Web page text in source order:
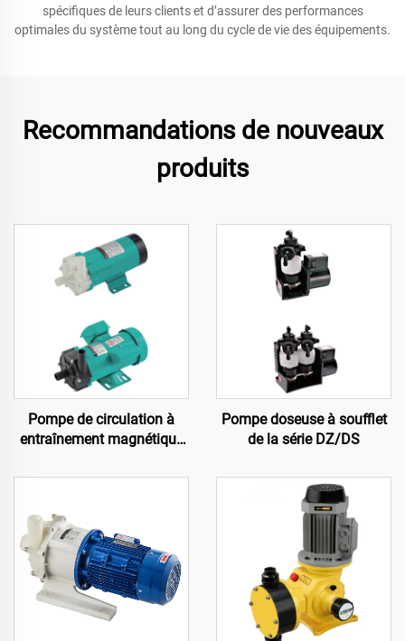
spécifiques de leurs clients et d’assurer des performances
optimales du système tout au long du cycle de vie des équipements.
Recommandations de nouveaux
produits
Pompe de circulation à
entraînement magnétique
Pompe doseuse à soufflet
de la série DZ/DS